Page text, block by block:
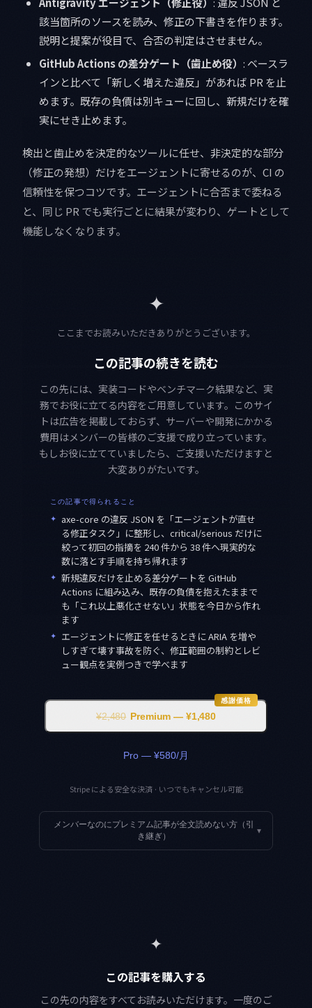
該当箇所のソースを読み、修正の下書きを作ります。
説明と提案が役目で、合否の判定はさせません。
GitHub Actions の差分ゲート（歯止め役） : ベースラ
インと比べて「新しく増えた違反」があれば PR を止
めます。既存の負債は別キューに回し、新規だけを確
実にせき止めます。
検出と歯止めを決定的なツールに任せ、非決定的な部分
（修正の発想）だけをエージェントに寄せるのが、CI の
信頼性を保つコツです。エージェントに合否まで委ねる
と、同じ PR でも実行ごとに結果が変わり、ゲートとして
機能しなくなります。
✦
ここまでお読みいただきありがとうございます。
この記事の続きを読む
この先には、実装コードやベンチマーク結果など、実
務でお役に立てる内容をご用意しています。このサイ
トは広告を掲載しておらず、サーバーや開発にかかる
費用はメンバーの皆様のご支援で成り立っています。
もしお役に立てていましたら、ご支援いただけますと
大変ありがたいです。
この記事で得られること
✦ axe-core の違反 JSON を「エージェントが直せ
る修正タスク」に整形し、critical/serious だけに
絞って初回の指摘を 240 件から 38 件へ現実的な
数に落とす手順を持ち帰れます
✦ 新規違反だけを止める差分ゲートを GitHub
Actions に組み込み、既存の負債を抱えたままで
も「これ以上悪化させない」状態を今日から作れ
ます
✦ エージェントに修正を任せるときに ARIA を増や
しすぎて壊す事故を防ぐ、修正範囲の制約とレビ
ュー観点を実例つきで学べます
感謝価格
¥2,480 Premium — ¥1,480
Pro — ¥580/月
Stripe による安全な決済 · いつでもキャンセル可能
メンバーなのにプレミアム記事が全文読めない方（引
き継ぎ）
▾
✦
この記事を購入する
この先の内容をすべてお読みいただけます。一度のご